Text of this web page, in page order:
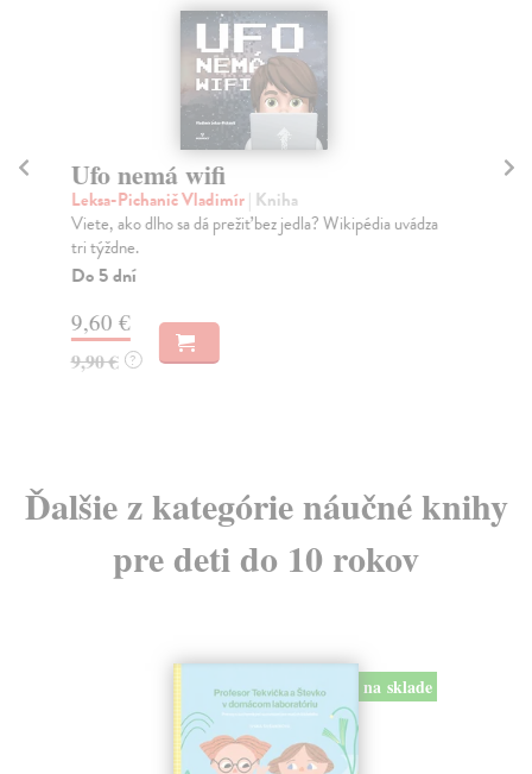
Ufo nemá wifi
Leksa-Pichanič Vladimír| Kniha
Viete, ako dlho sa dá prežiť bez jedla? Wikipédia uvádza
tri týždne.
Do 5 dní
9,60 €
9,90 € ?
Ďalšie z kategórie náučné knihy
pre deti do 10 rokov
na sklade